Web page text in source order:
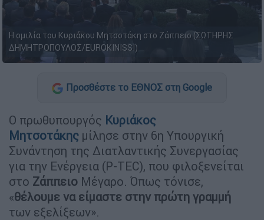
Η ομιλία του Κυριάκου Μητσοτάκη στο Ζάππειο (ΣΩΤΗΡΗΣ
ΔΗΜΗΤΡΟΠΟΥΛΟΣ/EUROKINISSI)
Προσθέστε το ΕΘΝΟΣ στη Google
Ο πρωθυπουργός Κυριάκος
Μητσοτάκης μίλησε στην 6η Υπουργική
Συνάντηση της Διατλαντικής Συνεργασίας
για την Ενέργεια (P-TEC), που φιλοξενείται
στο Ζάππειο Μέγαρο. Όπως τόνισε,
«θέλουμε να είμαστε στην πρώτη γραμμή
των εξελίξεων».